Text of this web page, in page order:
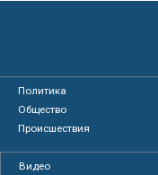
Политика
Общество
Происшествия
Видео